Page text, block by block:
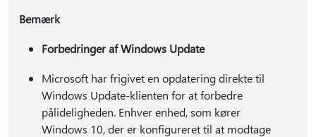
Bemærk
Forbedringer af Windows Update
Microsoft har frigivet en opdatering direkte til
Windows Update-klienten for at forbedre
pålideligheden. Enhver enhed, som kører
Windows 10, der er konfigureret til at modtage